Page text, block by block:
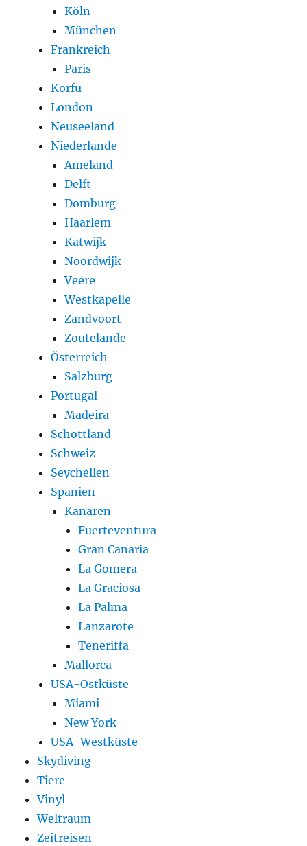
Köln
München
Frankreich
Paris
Korfu
London
Neuseeland
Niederlande
Ameland
Delft
Domburg
Haarlem
Katwijk
Noordwijk
Veere
Westkapelle
Zandvoort
Zoutelande
Österreich
Salzburg
Portugal
Madeira
Schottland
Schweiz
Seychellen
Spanien
Kanaren
Fuerteventura
Gran Canaria
La Gomera
La Graciosa
La Palma
Lanzarote
Teneriffa
Mallorca
USA-Ostküste
Miami
New York
USA-Westküste
Skydiving
Tiere
Vinyl
Weltraum
Zeitreisen